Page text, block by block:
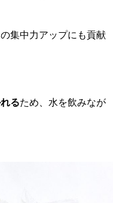
集中力アップにも貢献
るため、水を飲みなが